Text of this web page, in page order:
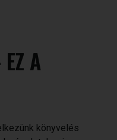
A
könyvelés